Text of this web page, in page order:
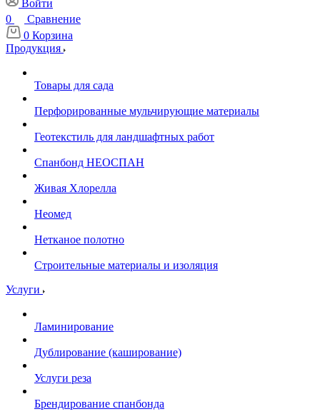
Войти
0
Сравнение
0 Корзина
Продукция
Товары для сада
Перфорированные мульчирующие материалы
Геотекстиль для ландшафтных работ
Спанбонд НЕОСПАН
Живая Хлорелла
Нeомед
Нетканое полотно
Строительные материалы и изоляция
Услуги
Ламинирование
Дублирование (каширование)
Услуги реза
Брендирование спанбонда